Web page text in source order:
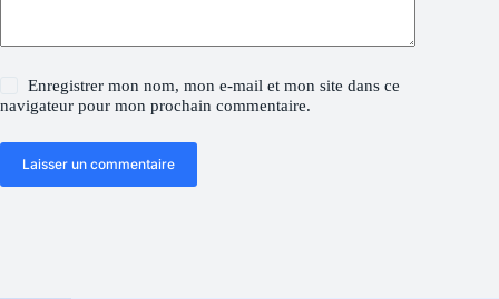
Enregistrer mon nom, mon e-mail et mon site dans ce
navigateur pour mon prochain commentaire.
Laisser un commentaire